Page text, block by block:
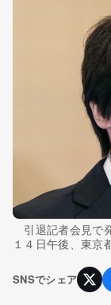
引退記者会見で
１４日午後、東京
SNSでシェア